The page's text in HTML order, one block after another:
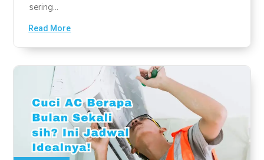
sering...
Read More